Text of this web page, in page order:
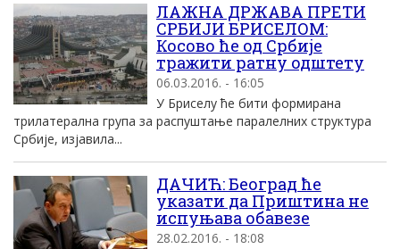
ЛАЖНА ДРЖАВА ПРЕТИ
СРБИЈИ БРИСЕЛОМ:
Косово ће од Србије
тражити ратну одштету
06.03.2016. - 16:05
У Бриселу ће бити формирана
трилатерална група за распуштање паралелних структура
Србије, изјавила...
ДАЧИЋ: Београд ће
указати да Приштина не
испуњава обавезе
28.02.2016. - 18:08